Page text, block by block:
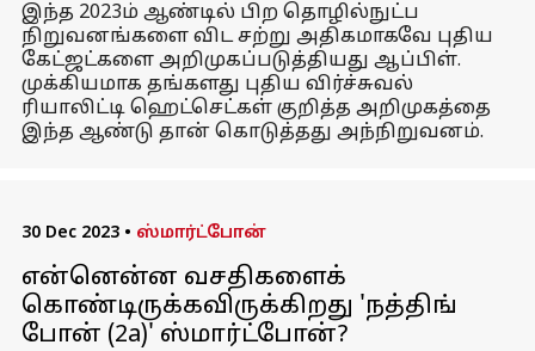
இந்த 2023ம் ஆண்டில் பிற தொழில்நுட்ப
நிறுவனங்களை விட சற்று அதிகமாகவே புதிய
கேட்ஜட்களை அறிமுகப்படுத்தியது ஆப்பிள்.
முக்கியமாக தங்களது புதிய விர்ச்சுவல்
ரியாலிட்டி ஹெட்செட்கள் குறித்த அறிமுகத்தை
இந்த ஆண்டு தான் கொடுத்தது அந்நிறுவனம்.
30 Dec 2023 • ஸ்மார்ட்போன்
என்னென்ன வசதிகளைக்
கொண்டிருக்கவிருக்கிறது 'நத்திங்
போன் (2a)' ஸ்மார்ட்போன்?